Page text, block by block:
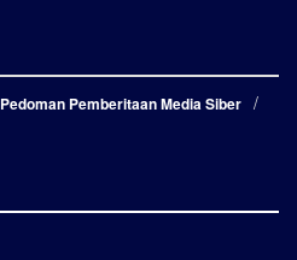
Pedoman Pemberitaan Media Siber